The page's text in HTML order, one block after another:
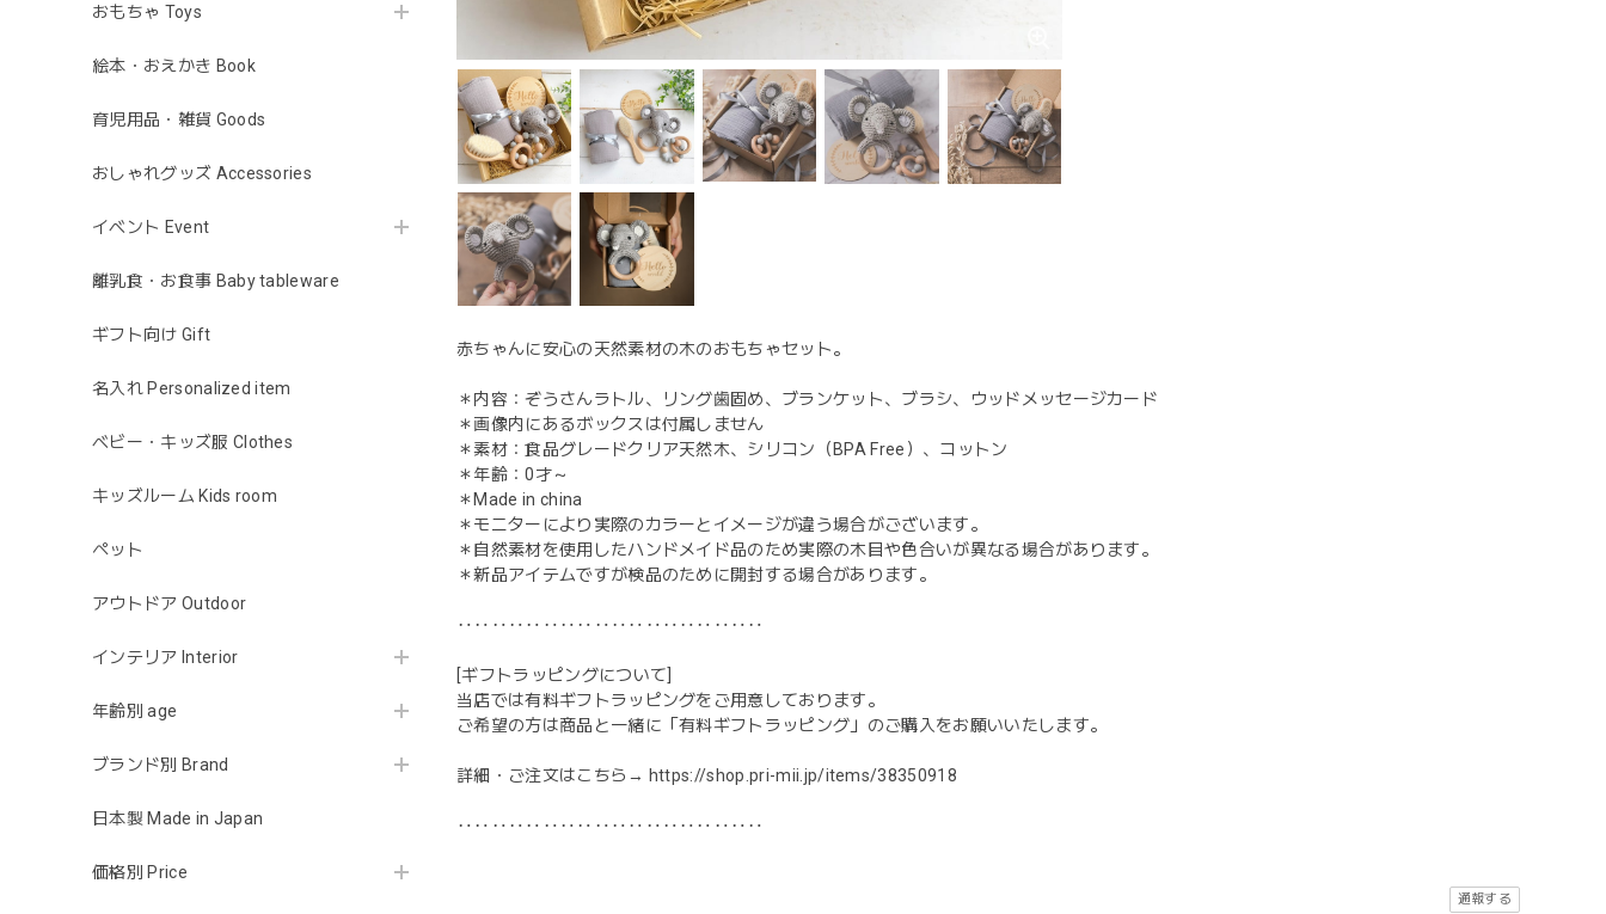
おもちゃ Toys
絵本・おえかき Book
育児用品・雑貨 Goods
おしゃれグッズ Accessories
イベント Event
離乳食・お食事 Baby tableware
ギフト向け Gift
名入れ Personalized item
ベビー・キッズ服 Clothes
キッズルーム Kids room
ペット
アウトドア Outdoor
インテリア Interior
年齢別 age
ブランド別 Brand
日本製 Made in Japan
価格別 Price
赤ちゃんに安心の天然素材の木のおもちゃセット。
＊内容：ぞうさんラトル、リング歯固め、ブランケット、ブラシ、ウッドメッセージカード
＊画像内にあるボックスは付属しません
＊素材：食品グレードクリア天然木、シリコン（BPA Free）、コットン
＊年齢：0才～
＊Made in china
＊モニターにより実際のカラーとイメージが違う場合がございます。
＊自然素材を使用したハンドメイド品のため実際の木目や色合いが異なる場合があります。
＊新品アイテムですが検品のために開封する場合があります。
‥‥‥‥‥‥‥‥‥‥‥‥‥‥‥‥‥‥
[ギフトラッピングについて]
当店では有料ギフトラッピングをご用意しております。
ご希望の方は商品と一緒に「有料ギフトラッピング」のご購入をお願いいたします。
詳細・ご注文はこちら→ https://shop.pri-mii.jp/items/38350918
‥‥‥‥‥‥‥‥‥‥‥‥‥‥‥‥‥‥
通報する